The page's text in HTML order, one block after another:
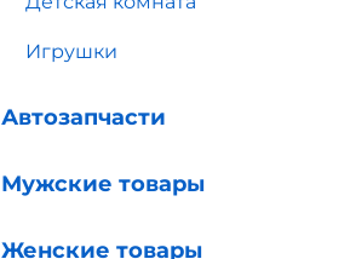
Игрушки
Автозапчасти
Мужские товары
Женские товары